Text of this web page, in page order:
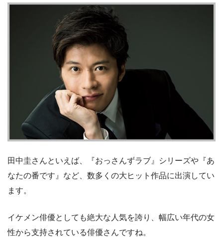
田中圭さんといえば、『おっさんずラブ』シリーズや『あ
なたの番です』など、数多くの大ヒット作品に出演してい
ます。
イケメン俳優としても絶大な人気を誇り、幅広い年代の女
性から支持されている俳優さんですね。